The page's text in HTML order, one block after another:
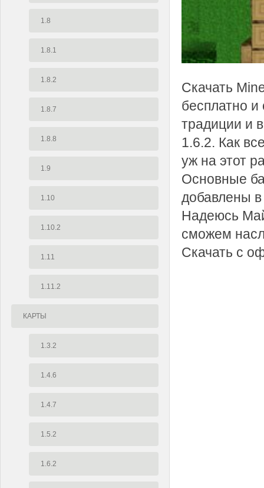
1.8
1.8.1
1.8.2
1.8.7
1.8.8
1.9
1.10
1.10.2
1.11
1.11.2
КАРТЫ
1.3.2
1.4.6
1.4.7
1.5.2
1.6.2
Скачать
бесплатно
традиции и
1.6.2. Как
уж на этот
Основные
добавлены
Надеюсь
сможем
Скачать с